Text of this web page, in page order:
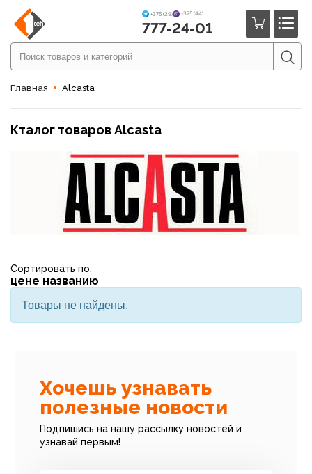
+375 (29) +375 (44)
777-24-01
Главная Alcasta
Кталог товаров Alcasta
Сортировать по:
цене названию
Товары не найдены.
Хочешь узнавать
полезные новости
Подпишись на нашу рассылку новостей и
узнавай первым!